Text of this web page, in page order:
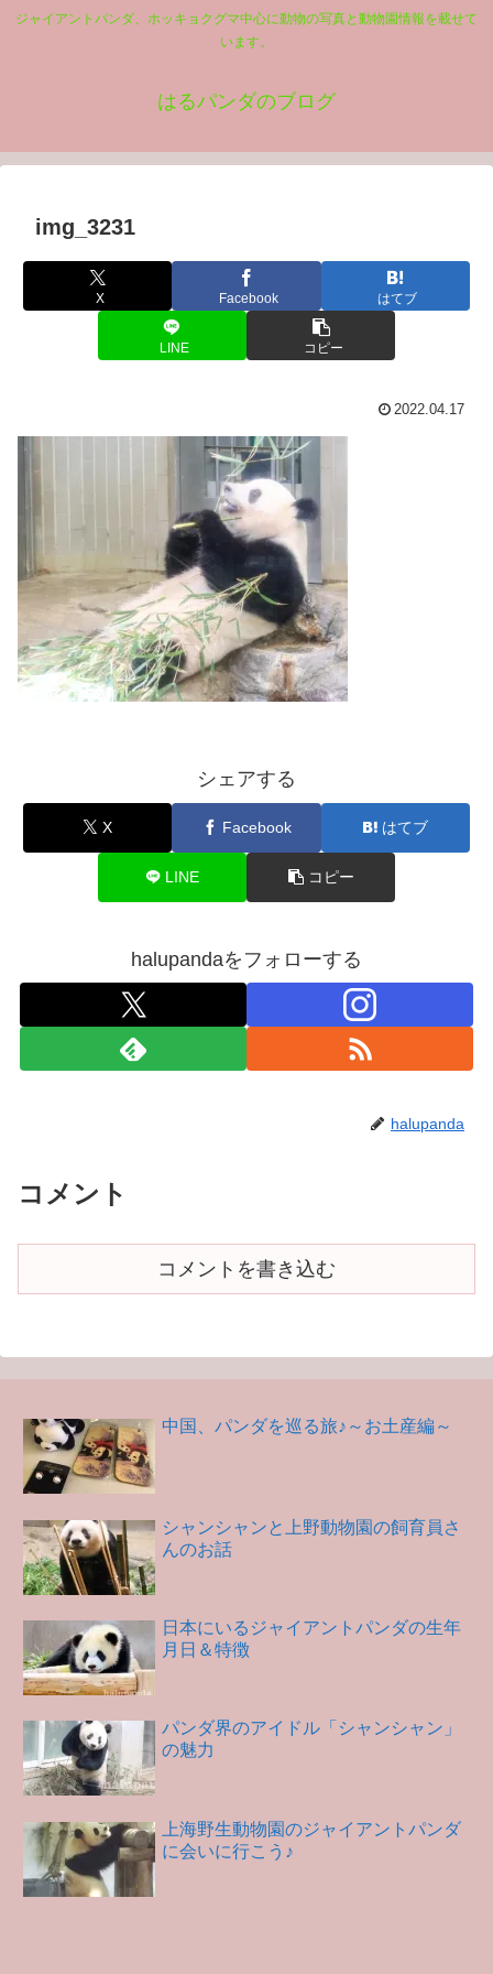
ジャイアントパンダ、ホッキョクグマ中心に動物の写真と動物園情報を載せて
います。
はるパンダのブログ
img_3231
X Facebook はてブ
LINE コピー
2022.04.17
シェアする
X Facebook はてブ
LINE コピー
halupandaをフォローする
halupanda
コメント
コメントを書き込む
中国、パンダを巡る旅♪～お土産編～
シャンシャンと上野動物園の飼育員さ
んのお話
日本にいるジャイアントパンダの生年
月日＆特徴
パンダ界のアイドル「シャンシャン」
の魅力
上海野生動物園のジャイアントパンダ
に会いに行こう♪